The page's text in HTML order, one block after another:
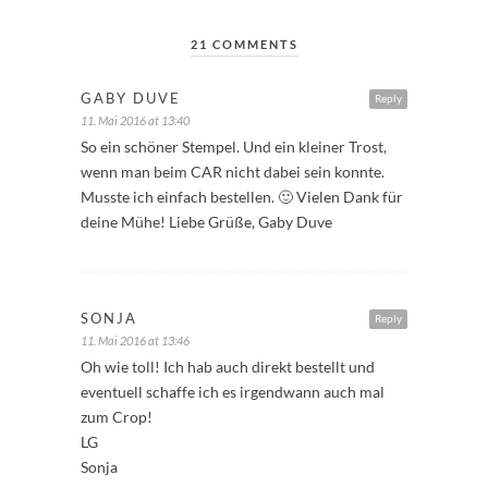
21 COMMENTS
Reply
GABY DUVE
11. Mai 2016 at 13:40
So ein schöner Stempel. Und ein kleiner Trost,
wenn man beim CAR nicht dabei sein konnte.
Musste ich einfach bestellen. 🙂 Vielen Dank für
deine Mühe! Liebe Grüße, Gaby Duve
Reply
SONJA
11. Mai 2016 at 13:46
Oh wie toll! Ich hab auch direkt bestellt und
eventuell schaffe ich es irgendwann auch mal
zum Crop!
LG
Sonja